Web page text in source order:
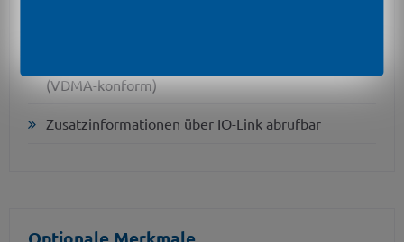
(VDMA-konform)
Zusatzinformationen über IO-Link abrufbar